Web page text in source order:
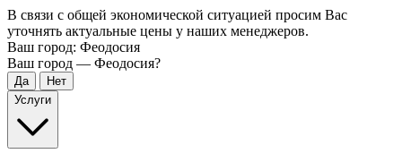
В связи с общей экономической ситуацией просим Вас
уточнять актуальные цены у наших менеджеров.
Ваш город: Феодосия
Ваш город — Феодосия?
Услуги